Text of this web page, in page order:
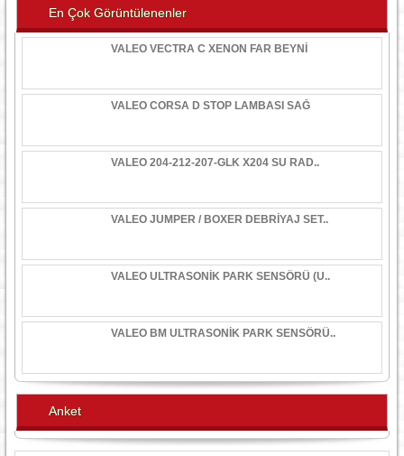
En Çok Görüntülenenler
VALEO VECTRA C XENON FAR BEYNİ
VALEO CORSA D STOP LAMBASI SAĞ
VALEO 204-212-207-GLK X204 SU RAD..
VALEO JUMPER / BOXER DEBRİYAJ SET..
VALEO ULTRASONİK PARK SENSÖRÜ (U..
VALEO BM ULTRASONİK PARK SENSÖRÜ..
Anket